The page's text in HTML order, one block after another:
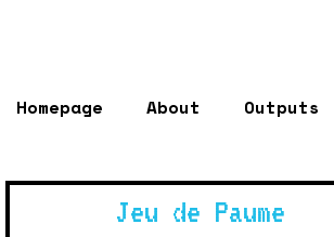
Homepage About Outputs
Jeu de Paume